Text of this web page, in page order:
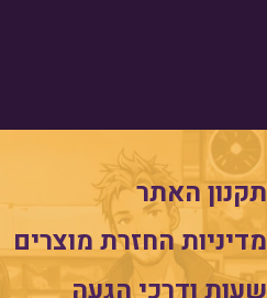
תקנון האתר
מדיניות החזרת מוצרים